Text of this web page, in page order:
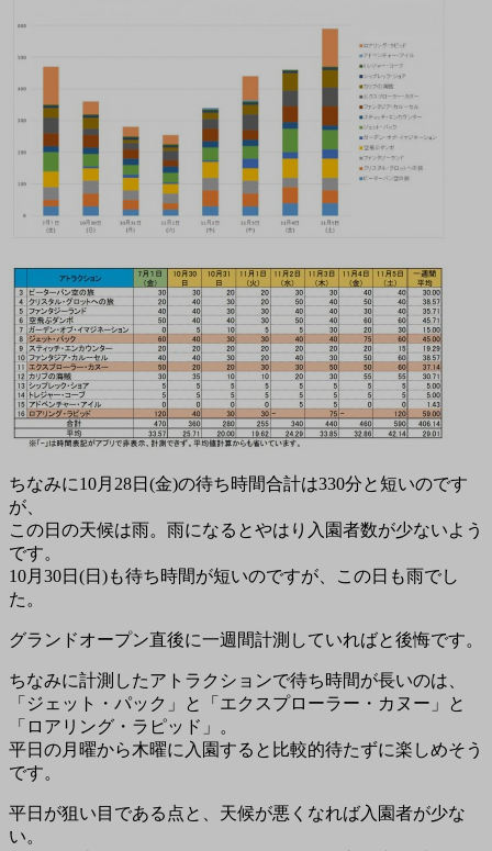
ちなみに10月28日(金)の待ち時間合計は330分と短いのです
が、
この日の天候は雨。雨になるとやはり入園者数が少ないよう
です。
10月30日(日)も待ち時間が短いのですが、この日も雨でし
た。
グランドオープン直後に一週間計測していればと後悔です。
ちなみに計測したアトラクションで待ち時間が長いのは、
「ジェット・パック」と「エクスプローラー・カヌー」と
「ロアリング・ラピッド」。
平日の月曜から木曜に入園すると比較的待たずに楽しめそう
です。
平日が狙い目である点と、天候が悪くなれば入園者が少な
い。